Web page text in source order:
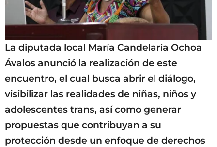
La diputada local María Candelaria Ochoa
Ávalos anunció la realización de este
encuentro, el cual busca abrir el diálogo,
visibilizar las realidades de niñas, niños y
adolescentes trans, así como generar
propuestas que contribuyan a su
protección desde un enfoque de derechos